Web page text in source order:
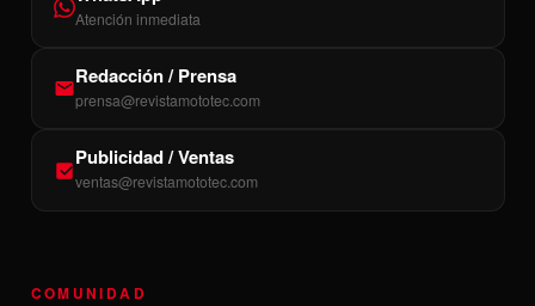
Atención inmediata
Redacción / Prensa
prensa@revistamototec.com
Publicidad / Ventas
ventas@revistamototec.com
COMUNIDAD